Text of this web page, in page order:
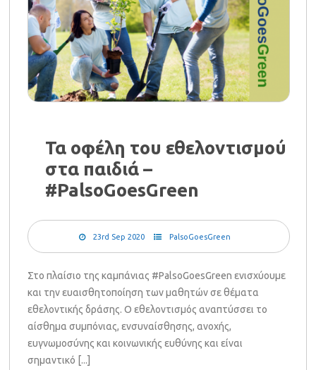
Τα οφέλη του εθελοντισμού
στα παιδιά –
#PalsoGoesGreen
23rd Sep 2020 PalsoGoesGreen
Στο πλαίσιο της καμπάνιας #PalsoGoesGreen ενισχύουμε
και την ευαισθητοποίηση των μαθητών σε θέματα
εθελοντικής δράσης. Ο εθελοντισμός αναπτύσσει το
αίσθημα συμπόνιας, ενσυναίσθησης, ανοχής,
ευγνωμοσύνης και κοινωνικής ευθύνης και είναι
σημαντικό [...]